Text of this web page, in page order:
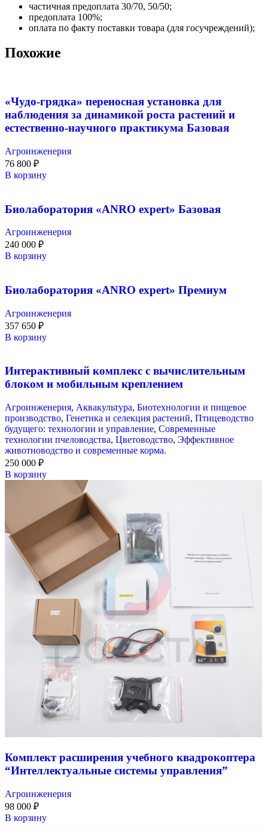
частичная предоплата 30/70, 50/50;
предоплата 100%;
оплата по факту поставки товара (для госучреждений);
Похожие
«Чудо-грядка» переносная установка для
наблюдения за динамикой роста растений и
естественно-научного практикума Базовая
Агроинженерия
76 800 ₽
В корзину
Биолаборатория «ANRO expert» Базовая
Агроинженерия
240 000 ₽
В корзину
Биолаборатория «ANRO expert» Премиум
Агроинженерия
357 650 ₽
В корзину
Интерактивный комплекс с вычислительным
блоком и мобильным креплением
Агроинженерия, Аквакультура, Биотехнологии и пищевое
производство, Генетика и селекция растений, Птицеводство
будущего: технологии и управление, Современные
технологии пчеловодства, Цветоводство, Эффективное
животноводство и современные корма.
250 000 ₽
В корзину
Комплект расширения учебного квадрокоптера
“Интеллектуальные системы управления”
Агроинженерия
98 000 ₽
В корзину